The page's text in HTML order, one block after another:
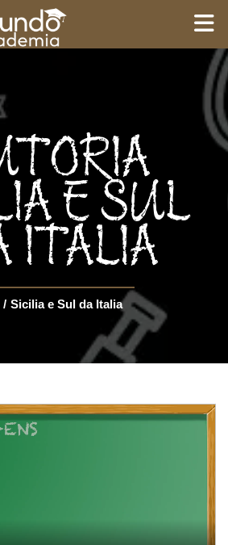
ROTEIROS
Language
E SUL
/ Sicilia e Sul da Italia